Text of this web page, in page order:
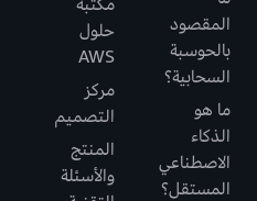
المقصود
بالحوسبة
السحابية؟
ما هو
الذكاء
الاصطناعي
المستقل؟
حلول
AWS
مركز
التصميم
المنتج
والأسئلة